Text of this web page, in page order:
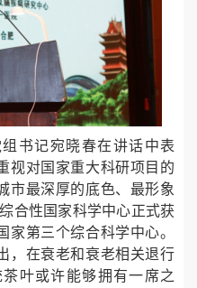
书记宛晓春在讲话中表
视对国家重大科研项目的
市最深厚的底色、最形象
合性国家科学中心正式获
家第三个综合科学中心。
，在衰老和衰老相关退行
叶或许能够拥有一席之